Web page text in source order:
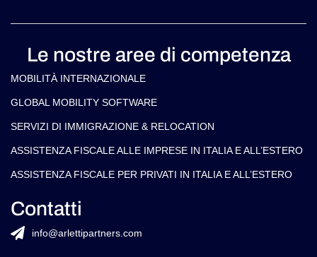
Le nostre aree di competenza
MOBILITÀ INTERNAZIONALE
GLOBAL MOBILITY SOFTWARE​
SERVIZI DI IMMIGRAZIONE & RELOCATION
ASSISTENZA FISCALE ALLE IMPRESE IN ITALIA E ALL’ESTERO
ASSISTENZA FISCALE PER PRIVATI IN ITALIA E ALL’ESTERO
Contatti
info@arlettipartners.com